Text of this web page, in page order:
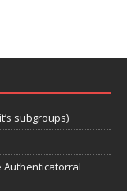
subgroups)
Authenticatorral